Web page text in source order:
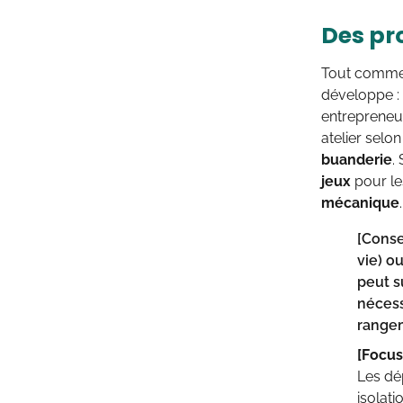
Des
Tout
développe
atelier
buanderie.
jeux pour
mécanique.
vie)
peut
Les